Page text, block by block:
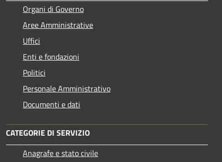
Organi di Governo
Aree Amministrative
Uffici
Enti e fondazioni
Politici
Personale Amministrativo
Documenti e dati
CATEGORIE DI SERVIZIO
Anagrafe e stato civile